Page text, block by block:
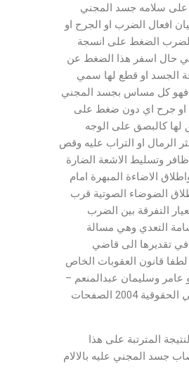
على سلامه جسد المجني
افعال الضرب او الجرح او
الضغط على انسجة
حال اسفر هذا الضغط عن
الجسد او قطع لها سمي
فهو كل مساس بجسد المجني
جرح اي دون ضغط على
لها كالبصق على الوجه
الرمال او التراب عليه وقص
وتسليط الاشعة الضارة
الاضاءة المبهرة امام
اطلاق الضوضاء الصوتية قرب
التفرقة بين الضرب
التعدي وهي مسالة
تقديرها الى قاضي
قانون العقوبات الخاص
وسليمان عبدالمنعم –
الحقوقية 2004 الصفحات
المترتبة على هذا
جسد المجني عليه بالالام